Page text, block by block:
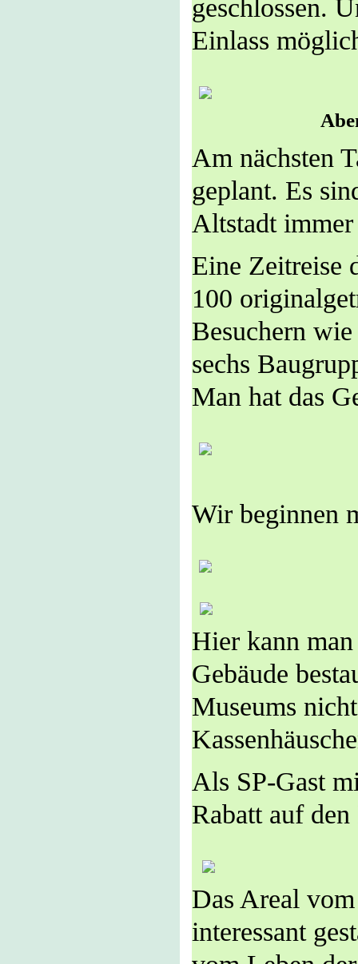
geschlossen.
Einlass
Am nächsten
geplant. Es
Altstadt
Eine Zeitreise
100
Besuchern
sechs
Man hat das
Wir beginnen
Hier kann
Gebäude
Museums
Als SP-Gast
Rabatt auf
Das Areal
interessant